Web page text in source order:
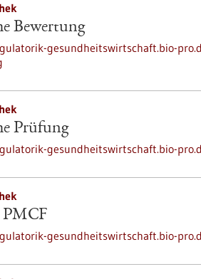
Bewertung
gesundheitswirtschaft.bio-
Prüfung
gesundheitswirtschaft.bio-
gesundheitswirtschaft.bio-